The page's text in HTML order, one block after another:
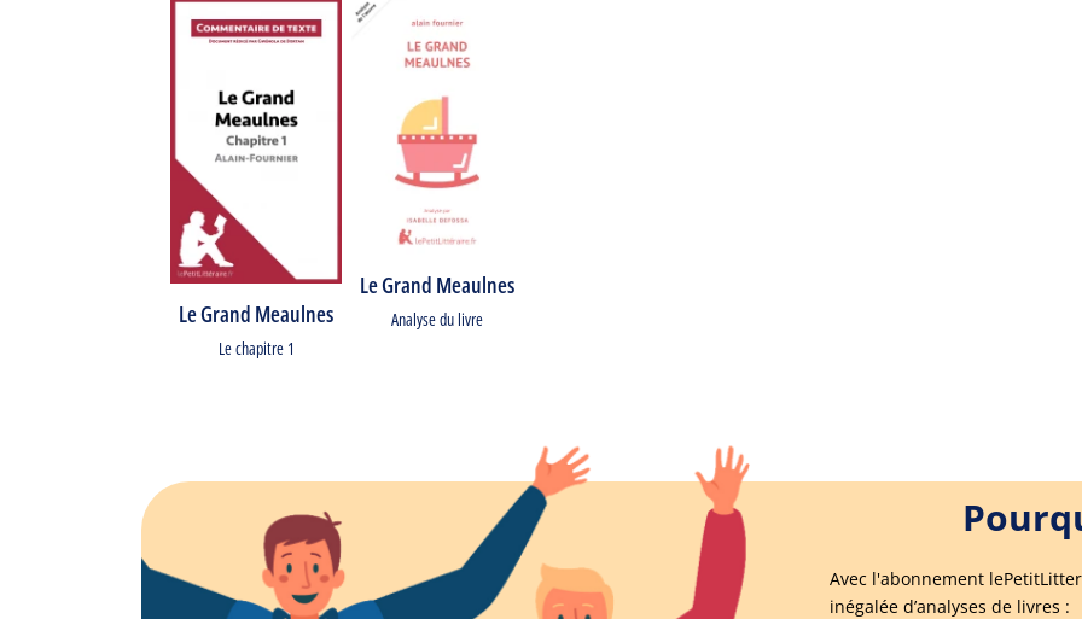
Le Grand Meaulnes
Le chapitre 1
Le Grand Meaulnes
Analyse du livre
Avec l'abonnement
inégalée d’analyses de livres :